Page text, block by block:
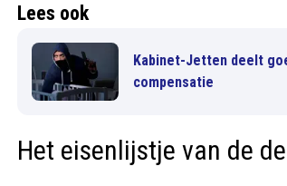
Lees ook
Kabinet-Jetten deelt
compensatie
Het eisenlijstje van de